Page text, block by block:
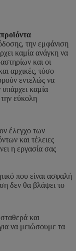
την εμφάνιση
καμία ανάγκη να
και οι
αρχικές, τόσο
εντελώς να
καμία
εύκολη
έλεγχο των
και τέλειες
η εργασία σας
που είναι ασφαλή
δεν θα βλάψει το
και
να μειώσουμε τα